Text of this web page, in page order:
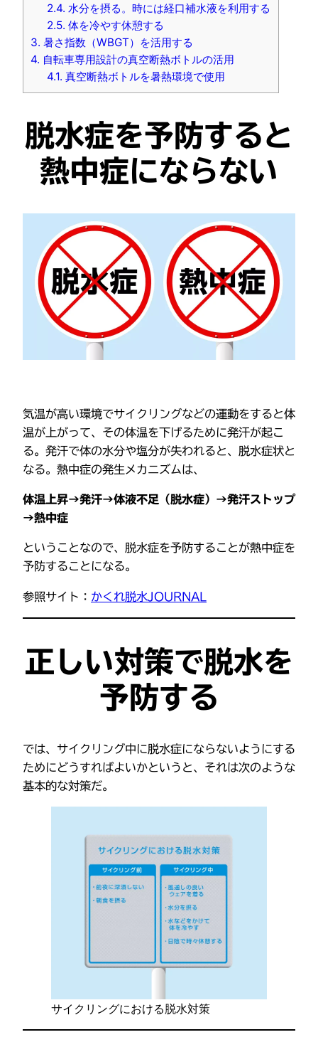
2.4. 水分を摂る。時には経口補水液を利用する
2.5. 体を冷やす休憩する
3. 暑さ指数（WBGT）を活用する
4. 自転車専用設計の真空断熱ボトルの活用
4.1. 真空断熱ボトルを暑熱環境で使用
脱水症を予防すると
熱中症にならない
気温が高い環境でサイクリングなどの運動をすると体
温が上がって、その体温を下げるために発汗が起こ
る。発汗で体の水分や塩分が失われると、脱水症状と
なる。熱中症の発生メカニズムは、
体温上昇→発汗→体液不足（脱水症）→発汗ストップ
→熱中症
ということなので、脱水症を予防することが熱中症を
予防することになる。
参照サイト： かくれ脱水JOURNAL
正しい対策で脱水を
予防する
では、サイクリング中に脱水症にならないようにする
ためにどうすればよいかというと、それは次のような
基本的な対策だ。
サイクリングにおける脱水対策